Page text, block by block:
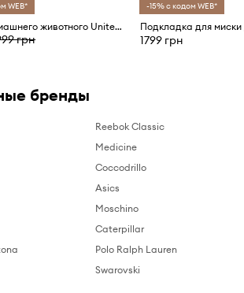
WEB*
Миска для домашнего животного United Pets DoggyMood x Seletti
грн
-15% с кодом WEB*
1799 грн
бренды
Reebok Classic
Medicine
Coccodrillo
Asics
Moschino
Caterpillar
Polo Ralph Lauren
Swarovski